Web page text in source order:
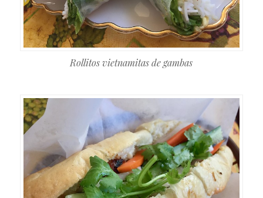
Rollitos vietnamitas de gambas